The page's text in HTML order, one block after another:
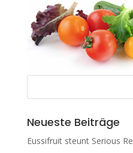
Neueste Beiträge
Eussifruit steunt Serious